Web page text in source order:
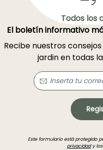
Todos los
El boletín informativo
Recibe nuestros
jardin en todas
Este formulario está protegido
privacidady los